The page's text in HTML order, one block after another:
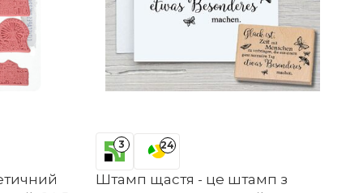
3 24
Штамп щастя - це штамп з